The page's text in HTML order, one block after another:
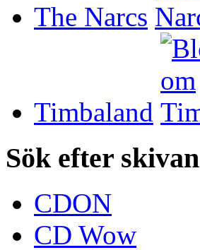
The Narcs
Timbaland
Sök efter skivan
CDON
CD Wow